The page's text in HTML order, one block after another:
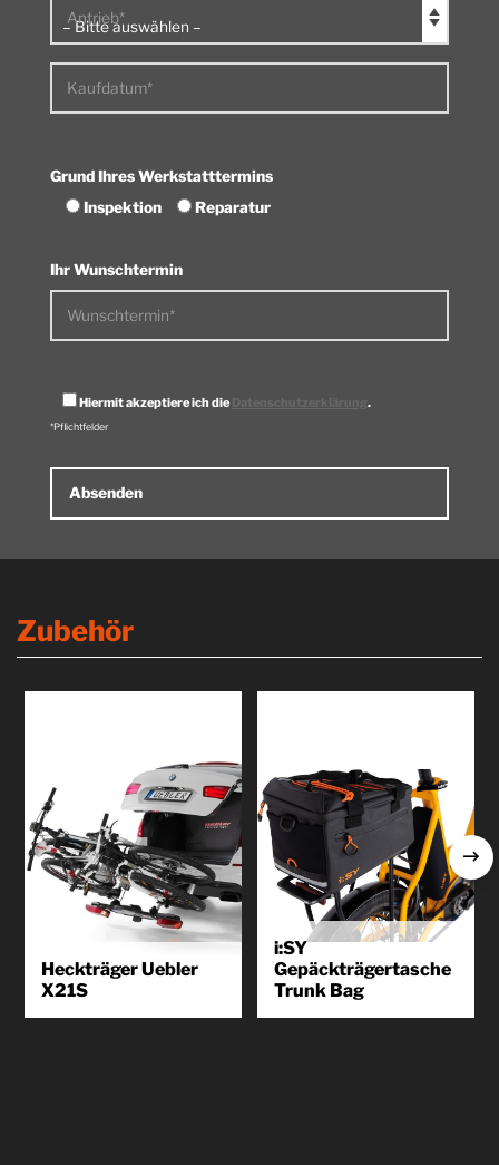
Antrieb*
Kaufdatum*
Grund Ihres Werkstatttermins
Inspektion
Reparatur
Ihr Wunschtermin
Wunschtermin*
Hiermit akzeptiere ich die Datenschutzerklärung .
*Pflichtfelder
Zubehör
Heckträger Uebler
X21S
i:SY
Gepäckträgertasche
Trunk Bag